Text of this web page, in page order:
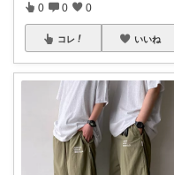
0 0 0
コレ いいね